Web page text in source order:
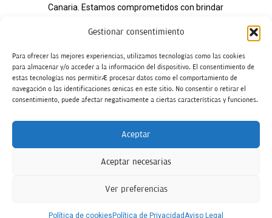
Gestionar consentimiento
Para ofrecer las mejores experiencias, utilizamos tecnologías como las cookies
para almacenar y/o acceder a la información del dispositivo. El consentimiento de
estas tecnologías nos permitirá procesar datos como el comportamiento de
navegación o las identificaciones únicas en este sitio. No consentir o retirar el
consentimiento, puede afectar negativamente a ciertas características y funciones.
Aceptar
Aceptar necesarias
Ver preferencias
Política de cookies Política de PrivacidadAviso Legal
Canaria. Estamos comprometidos con brindar
nuestra audiencia.
Todos los derechos reservados.
Radio
Contacto
Aviso Legal